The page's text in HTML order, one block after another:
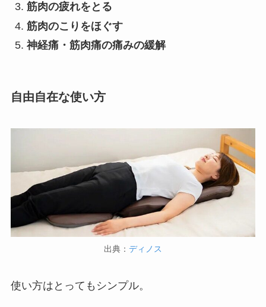
筋肉の疲れをとる
筋肉のこりをほぐす
神経痛・筋肉痛の痛みの緩解
自由自在な使い方
出典： ディノス
使い方はとってもシンプル。